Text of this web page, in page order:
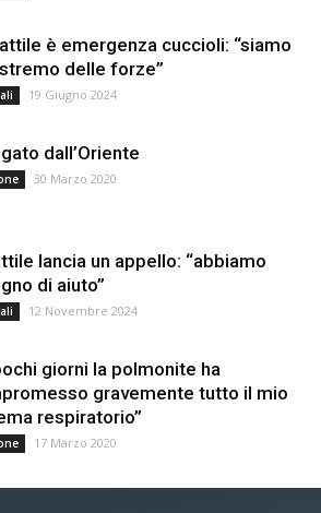
è emergenza cuccioli: “siamo
delle forze”
19 Giugno 2024
dall’Oriente
30 Marzo 2020
lancia un appello: “abbiamo
di aiuto”
12 Novembre 2024
giorni la polmonite ha
gravemente tutto il mio
respiratorio”
17 Marzo 2020